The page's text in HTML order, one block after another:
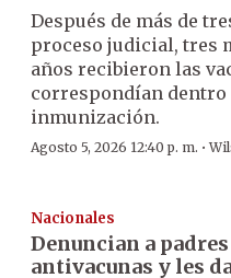
Después de más de
proceso judicial, tres
años recibieron las
correspondían dentro
inmunización.
Agosto 5, 2026 12:40 p. m. ·
Nacionales
Denuncian a padres
antivacunas y les